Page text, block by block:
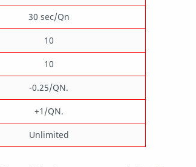
30 sec/Qn
10
10
-0.25/QN.
+1/QN.
Unlimited